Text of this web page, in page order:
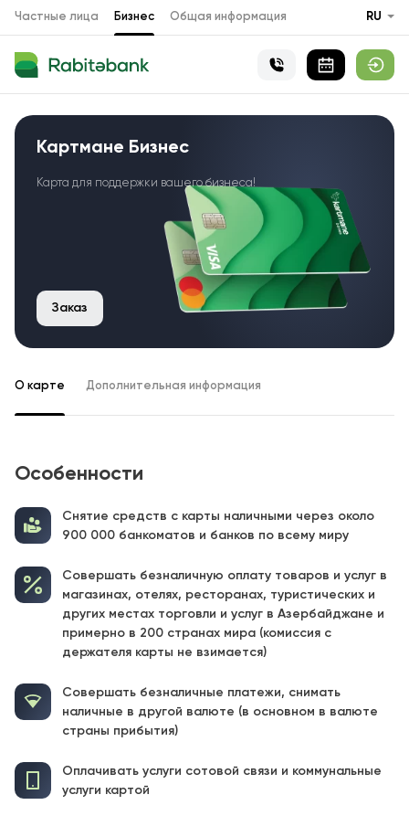
Частные лица Бизнес Общая информация RU
Картмане Бизнес
Карта для поддержки вашего бизнеса!
Заказ
О карте Дополнительная информация
Особенности
Снятие средств с карты наличными через около
900 000 банкоматов и банков по всему миру
Совершать безналичную оплату товаров и услуг в
магазинах, отелях, ресторанах, туристических и
других местах торговли и услуг в Азербайджане и
примерно в 200 странах мира (комиссия с
держателя карты не взимается)
Совершать безналичные платежи, снимать
наличные в другой валюте (в основном в валюте
страны прибытия)
Оплачивать услуги сотовой связи и коммунальные
услуги картой